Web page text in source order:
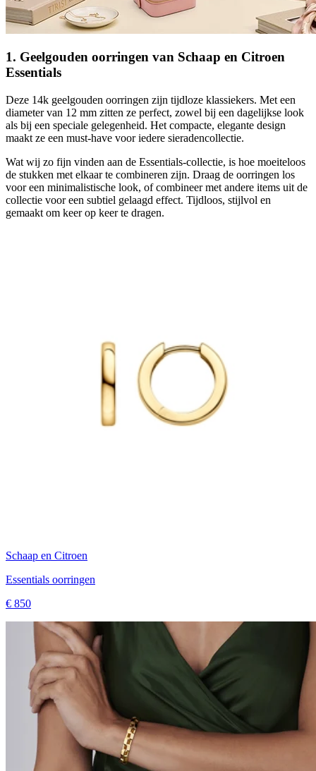
1. Geelgouden oorringen van Schaap en Citroen
Essentials
Deze 14k geelgouden oorringen zijn tijdloze klassiekers. Met een
diameter van 12 mm zitten ze perfect, zowel bij een dagelijkse look
als bij een speciale gelegenheid. Het compacte, elegante design
maakt ze een must-have voor iedere sieradencollectie.
Wat wij zo fijn vinden aan de Essentials-collectie, is hoe moeiteloos
de stukken met elkaar te combineren zijn. Draag de oorringen los
voor een minimalistische look, of combineer met andere items uit de
collectie voor een subtiel gelaagd effect. Tijdloos, stijlvol en
gemaakt om keer op keer te dragen.
Schaap en Citroen
Essentials oorringen
€ 850